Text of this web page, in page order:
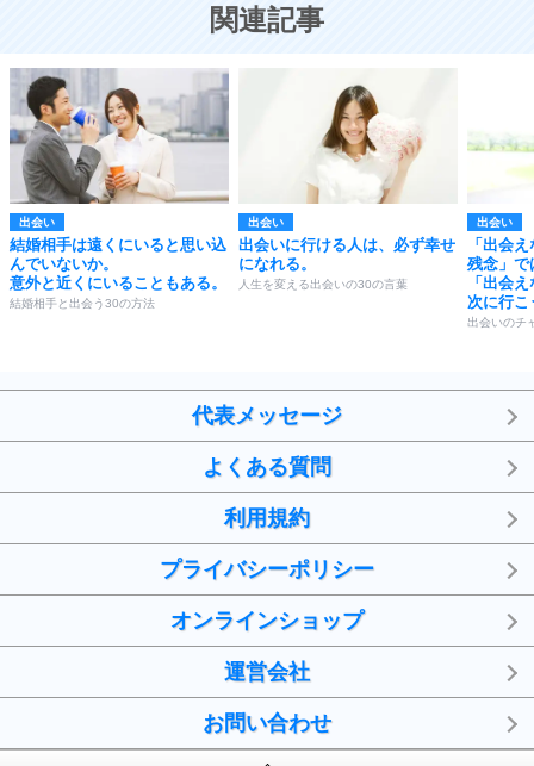
関連記事
出会い
結婚相手は遠くにいると思い込
んでいないか。
意外と近くにいることもある。
結婚相手と出会う30の方法
出会い
出会いに行ける人は、必ず幸せ
になれる。
人生を変える出会いの30の言葉
出会い
「出会
残念」で
「出会
次に行こ
出会いのチ
代表メッセージ
よくある質問
利用規約
プライバシーポリシー
オンラインショップ
運営会社
お問い合わせ